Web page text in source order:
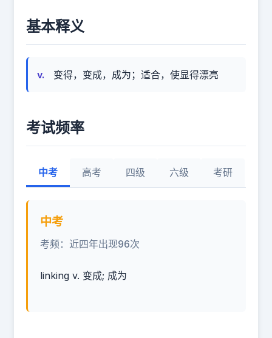
基本释义
v. 变得，变成，成为；适合，使显得漂亮
考试频率
中考 高考 四级 六级 考研
中考
考频：近四年出现96次
linking v. 变成; 成为